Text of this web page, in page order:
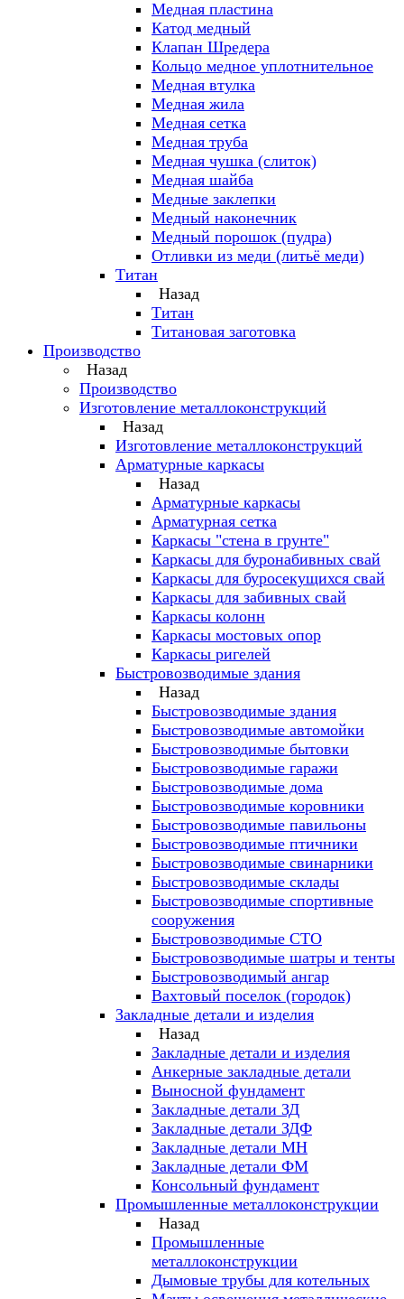
Медная пластина
Катод медный
Клапан Шредера
Кольцо медное уплотнительное
Медная втулка
Медная жила
Медная сетка
Медная труба
Медная чушка (слиток)
Медная шайба
Медные заклепки
Медный наконечник
Медный порошок (пудра)
Отливки из меди (литьё меди)
Титан
Назад
Титан
Титановая заготовка
Производство
Назад
Производство
Изготовление металлоконструкций
Назад
Изготовление металлоконструкций
Арматурные каркасы
Назад
Арматурные каркасы
Арматурная сетка
Каркасы "стена в грунте"
Каркасы для буронабивных свай
Каркасы для буросекущихся свай
Каркасы для забивных свай
Каркасы колонн
Каркасы мостовых опор
Каркасы ригелей
Быстровозводимые здания
Назад
Быстровозводимые здания
Быстровозводимые автомойки
Быстровозводимые бытовки
Быстровозводимые гаражи
Быстровозводимые дома
Быстровозводимые коровники
Быстровозводимые павильоны
Быстровозводимые птичники
Быстровозводимые свинарники
Быстровозводимые склады
Быстровозводимые спортивные
сооружения
Быстровозводимые СТО
Быстровозводимые шатры и тенты
Быстровозводимый ангар
Вахтовый поселок (городок)
Закладные детали и изделия
Назад
Закладные детали и изделия
Анкерные закладные детали
Выносной фундамент
Закладные детали ЗД
Закладные детали ЗДФ
Закладные детали МН
Закладные детали ФМ
Консольный фундамент
Промышленные металлоконструкции
Назад
Промышленные
металлоконструкции
Дымовые трубы для котельных